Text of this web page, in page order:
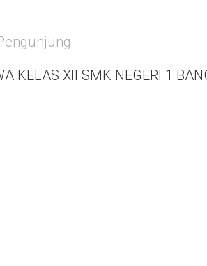
KELAS XII SMK NEGERI 1